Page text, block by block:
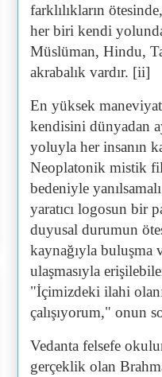
farklılıkların
her biri kendi
Müslüman, Hindu,
akrabalık vardır. [ii]
En yüksek
kendisini dünyadan
yoluyla her insanın
Neoplatonik mistik
bedeniyle
yaratıcı logosun bir
duyusal durumun
kaynağıyla buluşma
ulaşmasıyla
"İçimizdeki ilahi
çalışıyorum," onun
Vedanta felsefe
gerçeklik olan